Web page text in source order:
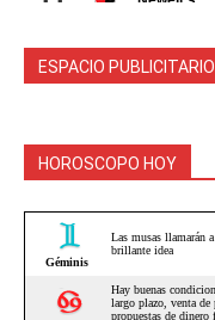
ESPACIO PUBLICITARIO
HOROSCOPO HOY